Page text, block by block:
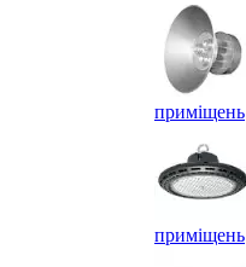
приміщень
приміщень